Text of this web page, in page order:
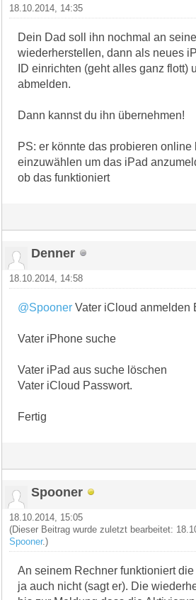
18.10.2014, 14:35
Dein Dad soll ihn nochmal an
wiederherstellen, dann als neues
ID einrichten (geht alles ganz flott)
abmelden.
Dann kannst du ihn übernehmen!
PS: er könnte das probieren
einzuwählen um das iPad
ob das funktioniert
Denner
18.10.2014, 14:58
@Spooner Vater iCloud anmelden
Vater iPhone suche
Vater iPad aus suche löschen
Vater iCloud Passwort.
Fertig
Spooner
18.10.2014, 15:05
(Dieser Beitrag wurde zuletzt bearbeitet:
Spooner.)
An seinem Rechner funktioniert
ja auch nicht (sagt er). Die